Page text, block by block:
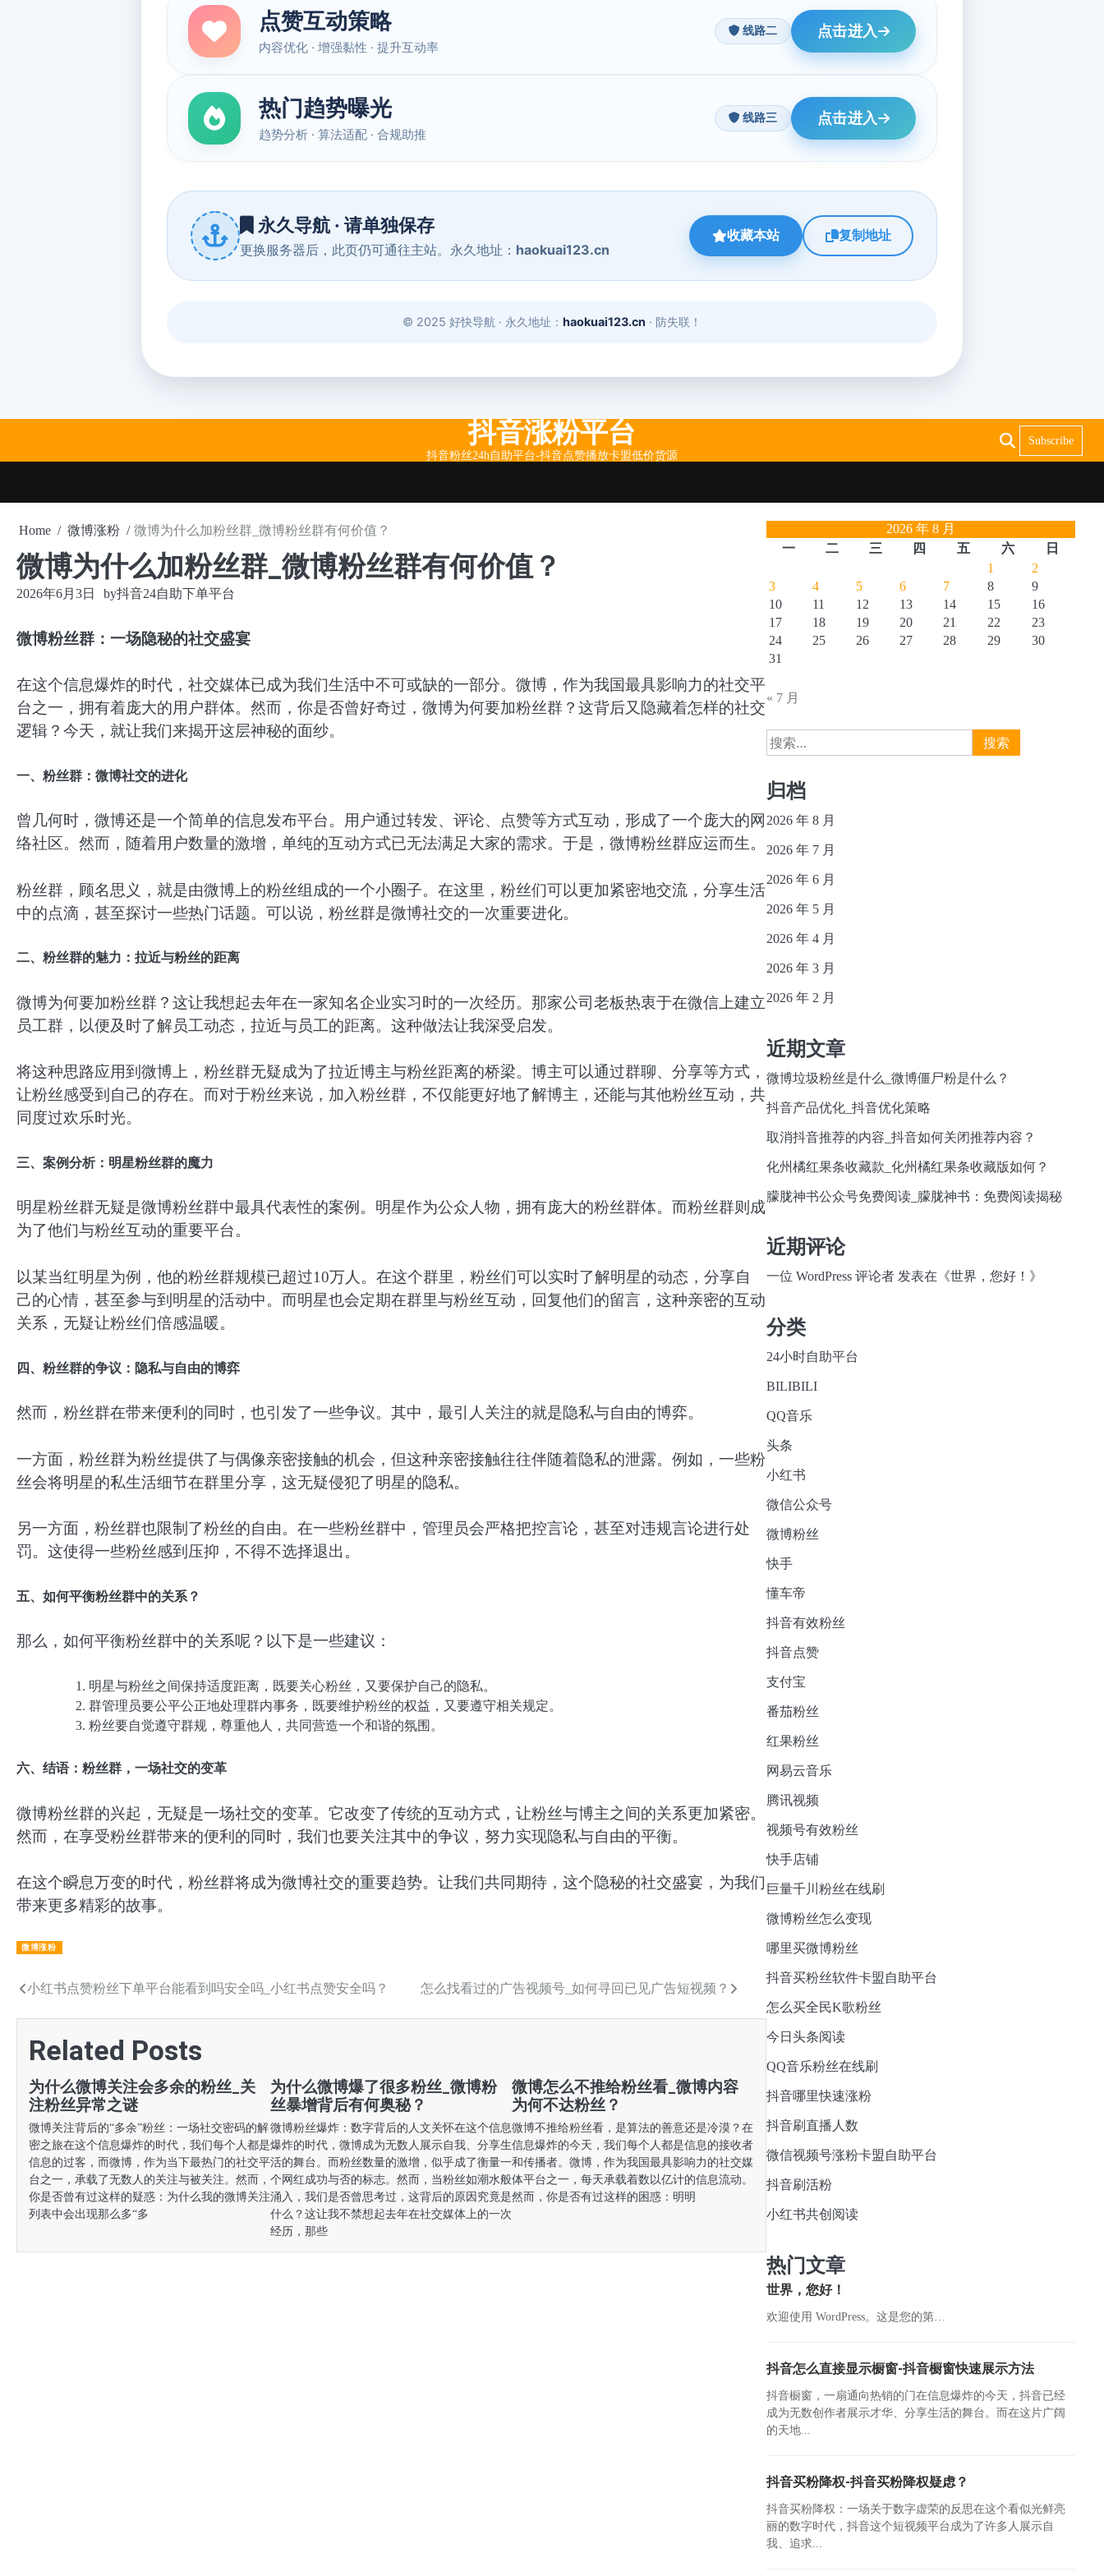
抖音涨粉平台
抖音粉丝24h自助平台-抖音点赞播放卡盟低价货源
Subscribe
Home 微博涨粉 微博为什么加粉丝群_微博粉丝群有何价值？
微博为什么加粉丝群_微博粉丝群有何价值？
2026年6月3日 by抖音24自助下单平台
微博粉丝群：一场隐秘的社交盛宴
在这个信息爆炸的时代，社交媒体已成为我们生活中不可或缺的一部分。微博，作为我国最具影响力的社交平
台之一，拥有着庞大的用户群体。然而，你是否曾好奇过，微博为何要加粉丝群？这背后又隐藏着怎样的社交
逻辑？今天，就让我们来揭开这层神秘的面纱。
一、粉丝群：微博社交的进化
曾几何时，微博还是一个简单的信息发布平台。用户通过转发、评论、点赞等方式互动，形成了一个庞大的网
络社区。然而，随着用户数量的激增，单纯的互动方式已无法满足大家的需求。于是，微博粉丝群应运而生。
粉丝群，顾名思义，就是由微博上的粉丝组成的一个小圈子。在这里，粉丝们可以更加紧密地交流，分享生活
中的点滴，甚至探讨一些热门话题。可以说，粉丝群是微博社交的一次重要进化。
二、粉丝群的魅力：拉近与粉丝的距离
微博为何要加粉丝群？这让我想起去年在一家知名企业实习时的一次经历。那家公司老板热衷于在微信上建立
员工群，以便及时了解员工动态，拉近与员工的距离。这种做法让我深受启发。
将这种思路应用到微博上，粉丝群无疑成为了拉近博主与粉丝距离的桥梁。博主可以通过群聊、分享等方式，
让粉丝感受到自己的存在。而对于粉丝来说，加入粉丝群，不仅能更好地了解博主，还能与其他粉丝互动，共
同度过欢乐时光。
三、案例分析：明星粉丝群的魔力
明星粉丝群无疑是微博粉丝群中最具代表性的案例。明星作为公众人物，拥有庞大的粉丝群体。而粉丝群则成
为了他们与粉丝互动的重要平台。
以某当红明星为例，他的粉丝群规模已超过10万人。在这个群里，粉丝们可以实时了解明星的动态，分享自
己的心情，甚至参与到明星的活动中。而明星也会定期在群里与粉丝互动，回复他们的留言，这种亲密的互动
关系，无疑让粉丝们倍感温暖。
四、粉丝群的争议：隐私与自由的博弈
然而，粉丝群在带来便利的同时，也引发了一些争议。其中，最引人关注的就是隐私与自由的博弈。
一方面，粉丝群为粉丝提供了与偶像亲密接触的机会，但这种亲密接触往往伴随着隐私的泄露。例如，一些粉
丝会将明星的私生活细节在群里分享，这无疑侵犯了明星的隐私。
另一方面，粉丝群也限制了粉丝的自由。在一些粉丝群中，管理员会严格把控言论，甚至对违规言论进行处
罚。这使得一些粉丝感到压抑，不得不选择退出。
五、如何平衡粉丝群中的关系？
那么，如何平衡粉丝群中的关系呢？以下是一些建议：
明星与粉丝之间保持适度距离，既要关心粉丝，又要保护自己的隐私。
群管理员要公平公正地处理群内事务，既要维护粉丝的权益，又要遵守相关规定。
粉丝要自觉遵守群规，尊重他人，共同营造一个和谐的氛围。
六、结语：粉丝群，一场社交的变革
微博粉丝群的兴起，无疑是一场社交的变革。它改变了传统的互动方式，让粉丝与博主之间的关系更加紧密。
然而，在享受粉丝群带来的便利的同时，我们也要关注其中的争议，努力实现隐私与自由的平衡。
在这个瞬息万变的时代，粉丝群将成为微博社交的重要趋势。让我们共同期待，这个隐秘的社交盛宴，为我们
带来更多精彩的故事。
微博涨粉
文
章
导
航
小红书点赞粉丝下单平台能看到吗安全吗_小红书点赞安全吗？ 怎么找看过的广告视频号_如何寻回已见广告短视频？
Related Posts
为什么微博关注会多余的粉丝_关
注粉丝异常之谜
微博关注背后的“多余”粉丝：一场社交密码的解
密之旅在这个信息爆炸的时代，我们每个人都是
信息的过客，而微博，作为当下最热门的社交平
台之一，承载了无数人的关注与被关注。然而，
你是否曾有过这样的疑惑：为什么我的微博关注
列表中会出现那么多“多
为什么微博爆了很多粉丝_微博粉
丝暴增背后有何奥秘？
微博粉丝爆炸：数字背后的人文关怀在这个信息
爆炸的时代，微博成为无数人展示自我、分享生
活的舞台。而粉丝数量的激增，似乎成了衡量一
个网红成功与否的标志。然而，当粉丝如潮水般
涌入，我们是否曾思考过，这背后的原因究竟是
什么？这让我不禁想起去年在社交媒体上的一次
经历，那些
微博怎么不推给粉丝看_微博内容
为何不达粉丝？
微博不推给粉丝看，是算法的善意还是冷漠？在
信息爆炸的今天，我们每个人都是信息的接收者
和传播者。微博，作为我国最具影响力的社交媒
体平台之一，每天承载着数以亿计的信息流动。
然而，你是否有过这样的困惑：明明
2026 年 8 月
一
二 三 四 五 六
日
1
2
3
4 5 6 7 8
9
10
11 12 13 14 15
16
17
18 19 20 21 22
23
24
25 26 27 28 29
30
31
« 7 月
搜
索：
归档
2026 年 8 月
2026 年 7 月
2026 年 6 月
2026 年 5 月
2026 年 4 月
2026 年 3 月
2026 年 2 月
近期文章
微博垃圾粉丝是什么_微博僵尸粉是什么？
抖音产品优化_抖音优化策略
取消抖音推荐的内容_抖音如何关闭推荐内容？
化州橘红果条收藏款_化州橘红果条收藏版如何？
朦胧神书公众号免费阅读_朦胧神书：免费阅读揭秘
近期评论
一位 WordPress 评论者发表在《世界，您好！ 》
分类
24小时自助平台
BILIBILI
QQ音乐
头条
小红书
微信公众号
微博粉丝
快手
懂车帝
抖音有效粉丝
抖音点赞
支付宝
番茄粉丝
红果粉丝
网易云音乐
腾讯视频
视频号有效粉丝
快手店铺
巨量千川粉丝在线刷
微博粉丝怎么变现
哪里买微博粉丝
抖音买粉丝软件卡盟自助平台
怎么买全民K歌粉丝
今日头条阅读
QQ音乐粉丝在线刷
抖音哪里快速涨粉
抖音刷直播人数
微信视频号涨粉卡盟自助平台
抖音刷活粉
小红书共创阅读
热门文章
世界，您好！
欢迎使用 WordPress。这是您的第…
抖音怎么直接显示橱窗-抖音橱窗快速展示方法
抖音橱窗，一扇通向热销的门在信息爆炸的今天，抖音已经
成为无数创作者展示才华、分享生活的舞台。而在这片广阔
的天地...
抖音买粉降权-抖音买粉降权疑虑？
抖音买粉降权：一场关于数字虚荣的反思在这个看似光鲜亮
丽的数字时代，抖音这个短视频平台成为了许多人展示自
我、追求...